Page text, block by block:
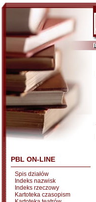
PBL ON-LINE
Spis działów
Indeks nazwisk
Indeks rzeczowy
Kartoteka czasopism